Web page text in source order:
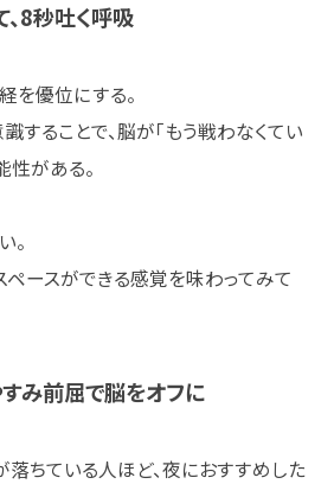
8秒吐く呼吸
を優位にする。
識することで、脳が「もう戦わなくてい
性がある。
。
ースができる感覚を味わってみて
み前屈で脳をオフに
ちている人ほど、夜におすすめした